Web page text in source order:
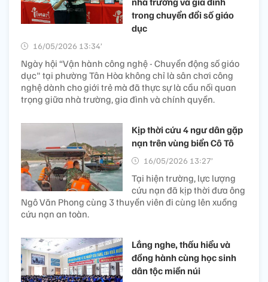
trong chuyển đổi số giáo
dục
16/05/2026 13:34’
Ngày hội “Vận hành công nghệ - Chuyển động số giáo
dục" tại phường Tân Hòa không chỉ là sân chơi công
nghệ dành cho giới trẻ mà đã thực sự là cầu nối quan
trọng giữa nhà trường, gia đình và chính quyền.
Kịp thời cứu 4 ngư dân gặp
nạn trên vùng biển Cô Tô
16/05/2026 13:27’
Tại hiện trường, lực lượng
cứu nạn đã kịp thời đưa ông
Ngô Văn Phong cùng 3 thuyền viên đi cùng lên xuồng
cứu nạn an toàn.
Lắng nghe, thấu hiểu và
đồng hành cùng học sinh
dân tộc miền núi